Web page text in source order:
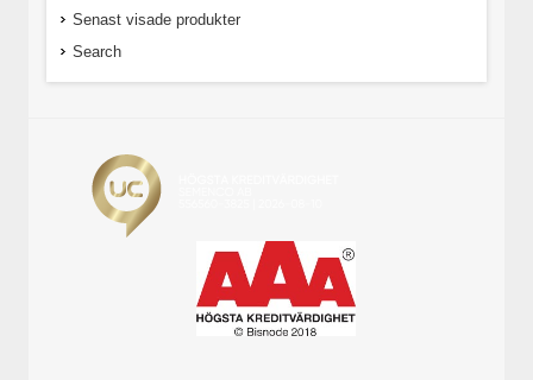
Senast visade produkter
Search